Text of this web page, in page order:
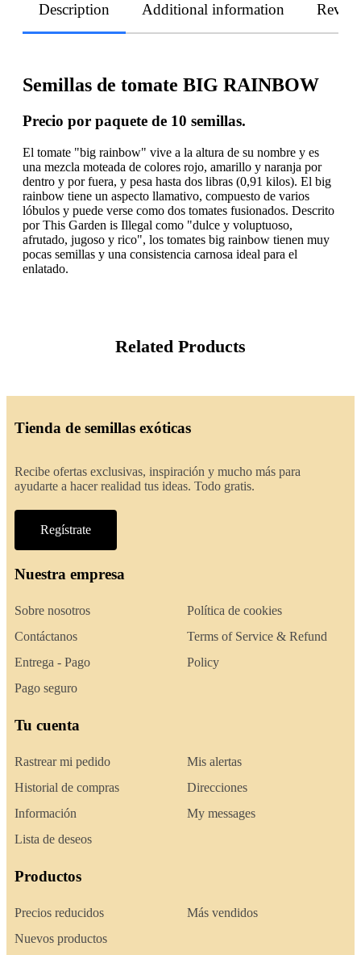
Description Additional information
Semillas de tomate BIG RAINBOW
Precio por paquete de 10 semillas.
El tomate "big rainbow" vive a la altura de su nombre y es
una mezcla moteada de colores rojo, amarillo y naranja por
dentro y por fuera, y pesa hasta dos libras (0,91 kilos). El big
rainbow tiene un aspecto llamativo, compuesto de varios
lóbulos y puede verse como dos tomates fusionados. Descrito
por This Garden is Illegal como "dulce y voluptuoso,
afrutado, jugoso y rico", los tomates big rainbow tienen muy
pocas semillas y una consistencia carnosa ideal para el
enlatado.
Related Products
Tienda de semillas exóticas
Recibe ofertas exclusivas, inspiración y mucho más para
ayudarte a hacer realidad tus ideas. Todo gratis.
Regístrate
Nuestra empresa
Sobre nosotros
Contáctanos
Entrega - Pago
Pago seguro
Política de cookies
Terms of Service & Refund
Policy
Tu cuenta
Rastrear mi pedido
Historial de compras
Información
Lista de deseos
Mis alertas
Direcciones
My messages
Productos
Precios reducidos
Nuevos productos
Más vendidos